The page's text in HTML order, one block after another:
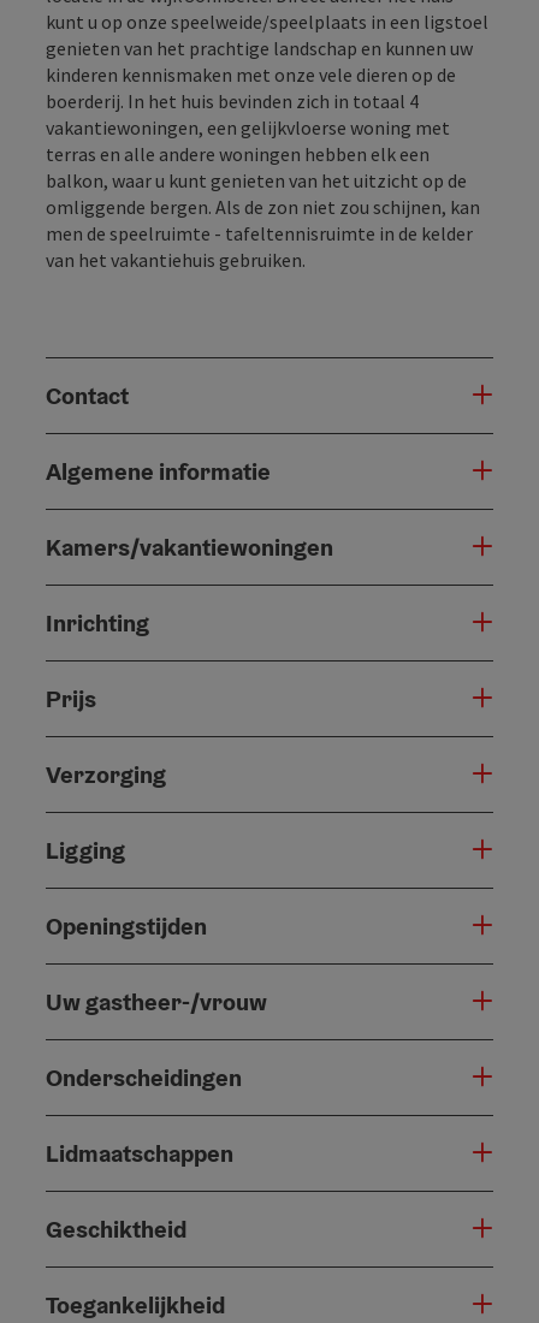
kunt u op onze speelweide/speelplaats in een ligstoel
genieten van het prachtige landschap en kunnen uw
kinderen kennismaken met onze vele dieren op de
boerderij. In het huis bevinden zich in totaal 4
vakantiewoningen, een gelijkvloerse woning met
terras en alle andere woningen hebben elk een
balkon, waar u kunt genieten van het uitzicht op de
omliggende bergen. Als de zon niet zou schijnen, kan
men de speelruimte - tafeltennisruimte in de kelder
van het vakantiehuis gebruiken.
Contact
Algemene informatie
Kamers/vakantiewoningen
Inrichting
Prijs
Verzorging
Ligging
Openingstijden
Uw gastheer-/vrouw
Onderscheidingen
Lidmaatschappen
Geschiktheid
Toegankelijkheid